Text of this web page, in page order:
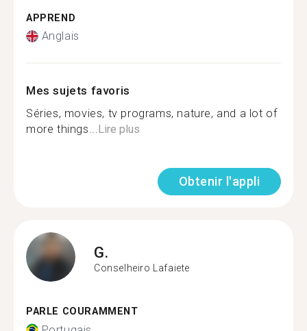
APPREND
Anglais
Mes sujets favoris
Séries, movies, tv programs, nature, and a lot of
more things...Lire plus
Obtenir l'appli
G.
Conselheiro Lafaiete
PARLE COURAMMENT